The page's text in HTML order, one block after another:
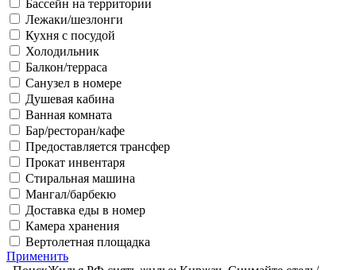
Бассейн на территории
Лежаки/шезлонги
Кухня с посудой
Холодильник
Балкон/терраса
Санузел в номере
Душевая кабина
Ванная комната
Бар/ресторан/кафе
Предоставляется трансфер
Прокат инвентаря
Стиральная машина
Мангал/барбекю
Доставка еды в номер
Камера хранения
Вертолетная площадка
Применить